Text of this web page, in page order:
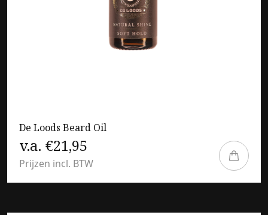
De Loods Beard Oil
v.a. €21,95
Prijzen incl. BTW